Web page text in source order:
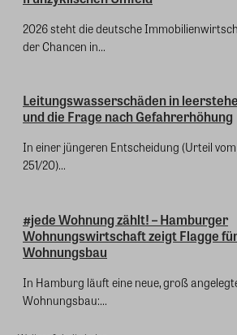
2026 steht die deutsche
der Chancen in...
Leitungswasserschäden in
und die Frage nach Gefahrerhöhung
In einer jüngeren Entscheidung (Urteil vom
251/20)...
#jede Wohnung zählt! – Hamburger
Wohnungswirtschaft zeigt Flagge
Wohnungsbau
In Hamburg läuft eine neue, groß
Wohnungsbau:...